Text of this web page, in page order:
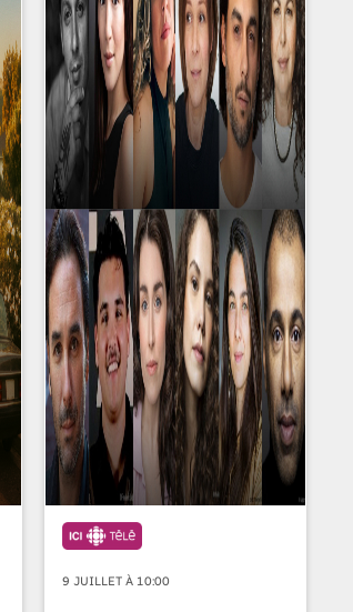
9 JUILLET À 10:00